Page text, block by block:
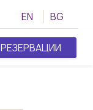
EN BG
РЕЗЕРВАЦИИ